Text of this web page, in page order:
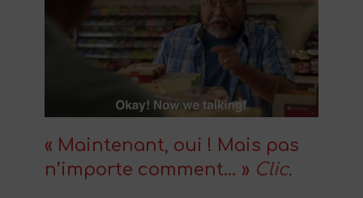
« Maintenant, oui ! Mais pas
n’importe comment… » Clic.